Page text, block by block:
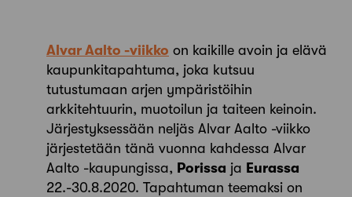
Alvar Aalto -viikko on kaikille avoin ja elävä
kaupunkitapahtuma, joka kutsuu
tutustumaan arjen ympäristöihin
arkkitehtuurin, muotoilun ja taiteen keinoin.
Järjestyksessään neljäs Alvar Aalto -viikko
järjestetään tänä vuonna kahdessa Alvar
Aalto -kaupungissa, Porissa ja Eurassa
22.-30.8.2020. Tapahtuman teemaksi on